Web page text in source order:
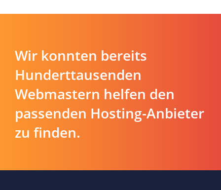
Wir konnten bereits
Hunderttausenden
Webmastern helfen den
passenden Hosting-Anbieter
zu finden.